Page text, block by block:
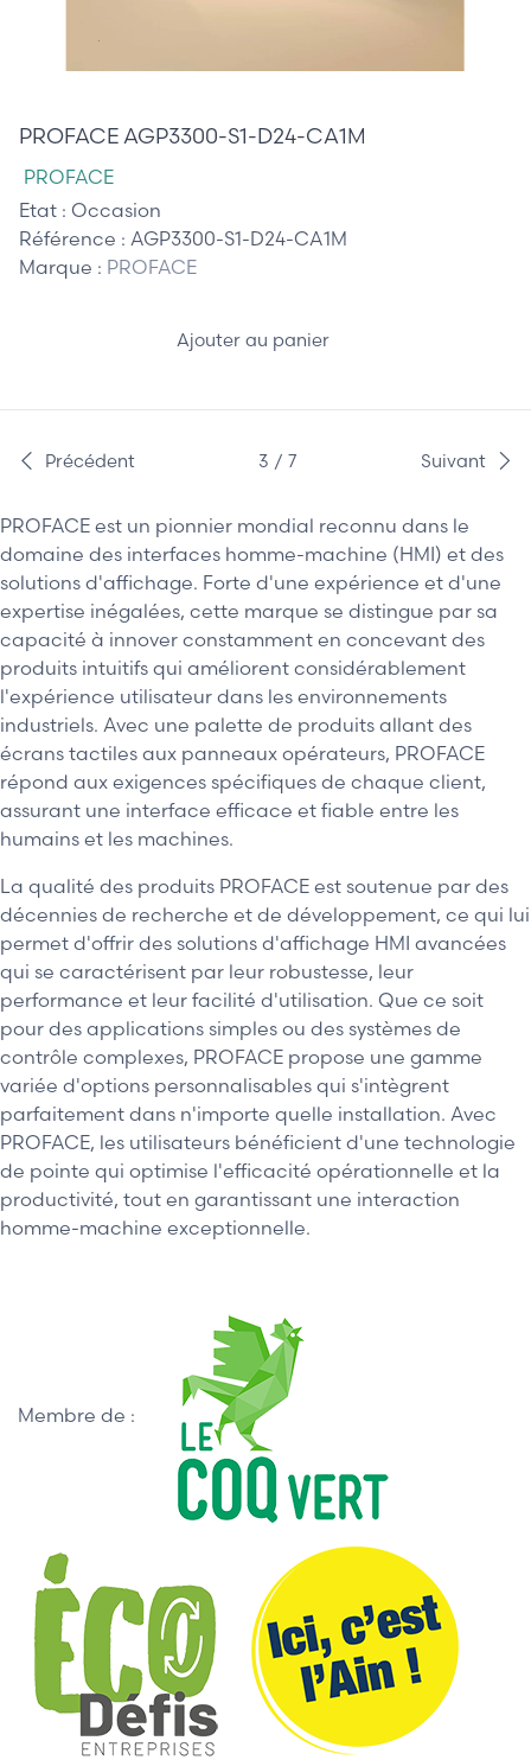
PROFACE est un pionnier mondial reconnu dans le
domaine des interfaces homme-machine (HMI) et des
solutions d'affichage. Forte d'une expérience et d'une
expertise inégalées, cette marque se distingue par sa
capacité à innover constamment en concevant des
produits intuitifs qui améliorent considérablement
l'expérience utilisateur dans les environnements
industriels. Avec une palette de produits allant des
écrans tactiles aux panneaux opérateurs, PROFACE
répond aux exigences spécifiques de chaque client,
assurant une interface efficace et fiable entre les
humains et les machines.
La qualité des produits PROFACE est soutenue par des
décennies de recherche et de développement, ce qui lui
permet d'offrir des solutions d'affichage HMI avancées
qui se caractérisent par leur robustesse, leur
performance et leur facilité d'utilisation. Que ce soit
pour des applications simples ou des systèmes de
contrôle complexes, PROFACE propose une gamme
variée d'options personnalisables qui s'intègrent
parfaitement dans n'importe quelle installation. Avec
PROFACE, les utilisateurs bénéficient d'une technologie
de pointe qui optimise l'efficacité opérationnelle et la
productivité, tout en garantissant une interaction
homme-machine exceptionnelle.
PROFACE AGP3300-S1-D24-CA1M
PROFACE
Etat : Occasion
Référence : AGP3300-S1-D24-CA1M
Marque : PROFACE
Ajouter au panier
Précédent 3 / 7 Suivant
Membre de :